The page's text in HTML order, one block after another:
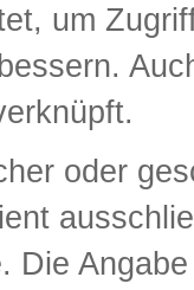
um
oder
Die